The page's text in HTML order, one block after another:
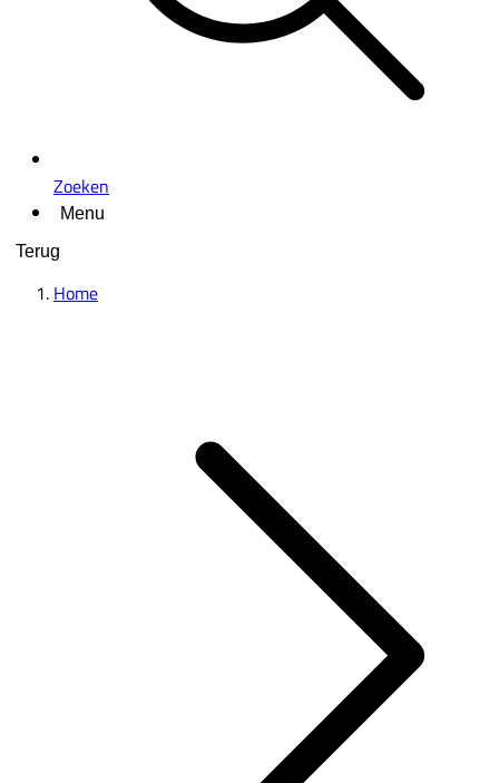
Zoeken
Menu
Terug
Home